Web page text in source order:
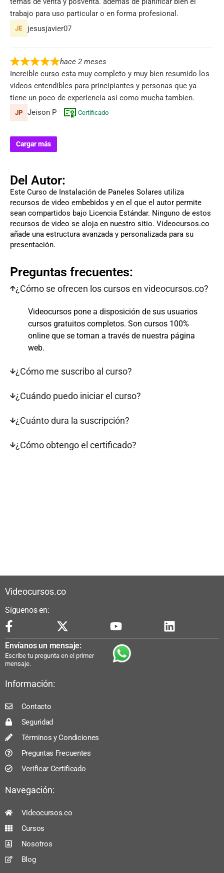
trabajo para uso particular o en forma profesional.
jesusjavier07
hace 2 meses
Increible curso esta muy completo y muy bien resumido los
videos entendibles para principiantes y personas que ya
tiene un poco de experiencia asi como mucha tambien.
Jeison P
Certificado
Cargar más
Del Autor:
Este Curso de Instalación de Paneles Solares utiliza
recursos de video embebidos y en el que el autor permite
sean compartidos bajo Licencia Estándar. Ninguno de estos
recursos de video se aloja en nuestro sitio. Videocursos.co
añade una estructura avanzada y personalizada para su
presentación.
Preguntas frecuentes:
¿Cómo se ofrecen los cursos en videocursos.co?
Videocursos pone a disposición de sus usuarios
cursos gratuitos completos. Son cursos 100%
online que se toman a través de nuestra página
web.
¿Cómo me suscribo al curso?
¿Cuándo puedo iniciar el curso?
¿Cuánto dura la suscripción?
¿Cómo obtengo el certificado?
Videocursos.co
Síguenos en:
Envíanos un mensaje:
Escribe tu pregunta en el primer
mensaje.
Información:
Contacto
Seguridad
Términos y Condiciones
Preguntas Frecuentes
Verificar Certificado
Navegación:
Videocursos.co
Cursos
Nosotros
Blog